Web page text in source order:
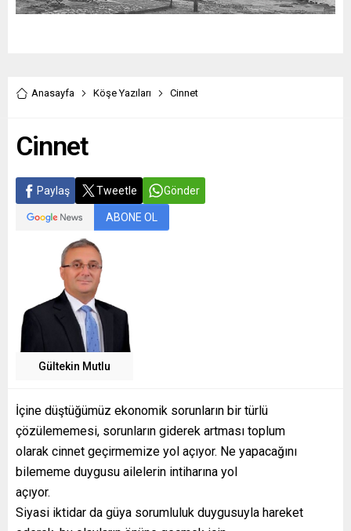
Anasayfa Köşe Yazıları Cinnet
Cinnet
Paylaş Tweetle Gönder
ABONE OL
Gültekin Mutlu
İçine düştüğümüz ekonomik sorunların bir türlü
çözülememesi, sorunların giderek artması toplum
olarak cinnet geçirmemize yol açıyor. Ne yapacağını
bilememe duygusu ailelerin intiharına yol
açıyor.
Siyasi iktidar da güya sorumluluk duygusuyla hareket